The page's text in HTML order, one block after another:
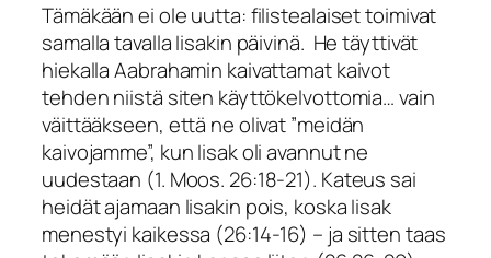
Tämäkään ei ole uutta: filistealaiset toimivat
samalla tavalla Iisakin päivinä. He täyttivät
hiekalla Aabrahamin kaivattamat kaivot
tehden niistä siten käyttökelvottomia… vain
väittääkseen, että ne olivat ”meidän
kaivojamme”, kun Iisak oli avannut ne
uudestaan (1. Moos. 26:18-21). Kateus sai
heidät ajamaan Iisakin pois, koska Iisak
menestyi kaikessa (26:14-16) – ja sitten taas